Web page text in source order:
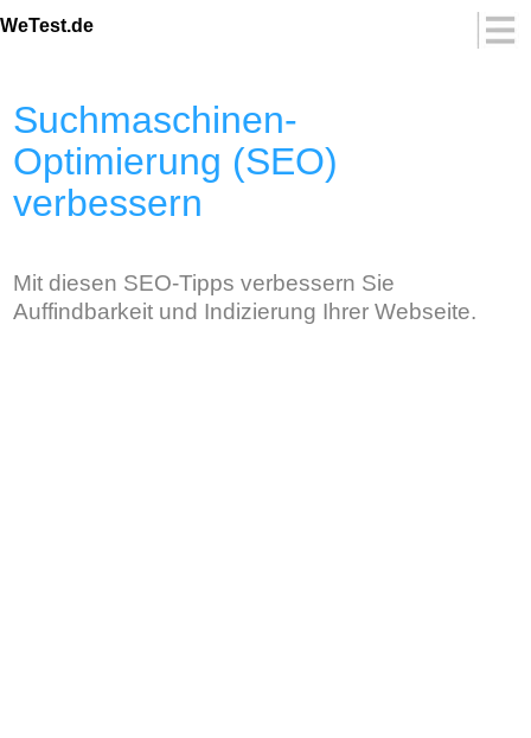
WeTest.de
Suchmaschinen-
Optimierung (SEO)
verbessern
Mit diesen SEO-Tipps verbessern Sie
Auffindbarkeit und Indizierung Ihrer Webseite.